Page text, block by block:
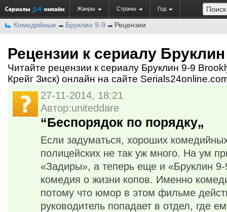
Комедийные Бруклин 9-9 Рецензии
Жанры Страны Год
Рецензии к сериалу
Читайте рецензии к сериалу Бруклин 9-9
Крейг Зиск) онлайн на сайте
27-11-2014, 18:21
Автор:uniteddare
“Беспорядок по порядку„
Если задуматься, хороших
полицейских не так уж много. На ум
«Задиры», а теперь еще и «Бруклин
комедия о жизни копов. Именно
потому что юмор в этом фильме
руководитель попадает в отдел, где